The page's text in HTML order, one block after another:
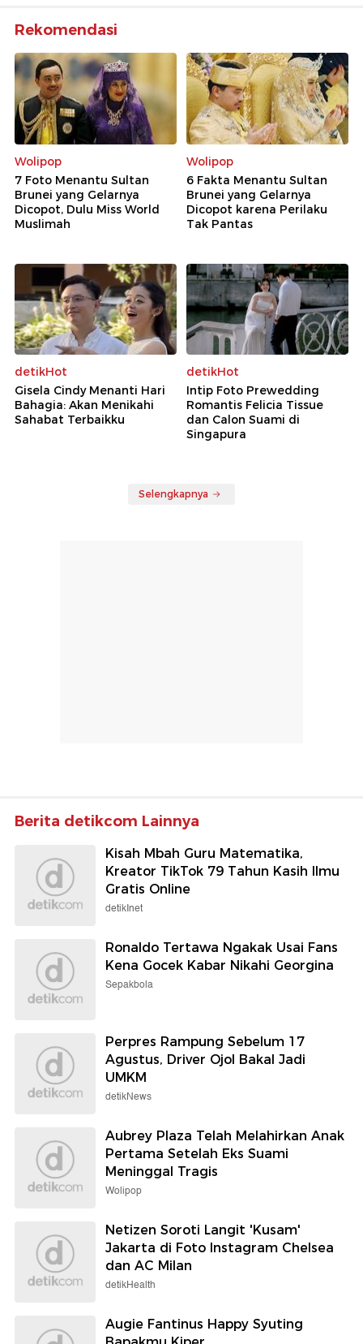
Rekomendasi
Wolipop
7 Foto Menantu Sultan
Brunei yang Gelarnya
Dicopot, Dulu Miss World
Muslimah
Wolipop
6 Fakta Menantu Sultan
Brunei yang Gelarnya
Dicopot karena Perilaku
Tak Pantas
detikHot
Gisela Cindy Menanti Hari
Bahagia: Akan Menikahi
Sahabat Terbaikku
detikHot
Intip Foto Prewedding
Romantis Felicia Tissue
dan Calon Suami di
Singapura
Selengkapnya
Berita detikcom Lainnya
Kisah Mbah Guru Matematika,
Kreator TikTok 79 Tahun Kasih Ilmu
Gratis Online
detikInet
Ronaldo Tertawa Ngakak Usai Fans
Kena Gocek Kabar Nikahi Georgina
Sepakbola
Perpres Rampung Sebelum 17
Agustus, Driver Ojol Bakal Jadi
UMKM
detikNews
Aubrey Plaza Telah Melahirkan Anak
Pertama Setelah Eks Suami
Meninggal Tragis
Wolipop
Netizen Soroti Langit 'Kusam'
Jakarta di Foto Instagram Chelsea
dan AC Milan
detikHealth
Augie Fantinus Happy Syuting